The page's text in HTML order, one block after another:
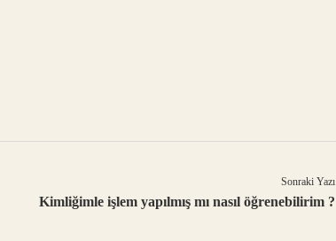
Sonraki Yazı
Kimliğimle işlem yapılmış mı nasıl öğrenebilirim ?